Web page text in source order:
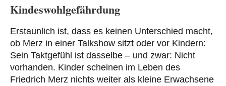
Kindeswohlgefährdung
Erstaunlich ist, dass es keinen Unterschied macht,
ob Merz in einer Talkshow sitzt oder vor Kindern:
Sein Taktgefühl ist dasselbe – und zwar: Nicht
vorhanden. Kinder scheinen im Leben des
Friedrich Merz nichts weiter als kleine Erwachsene